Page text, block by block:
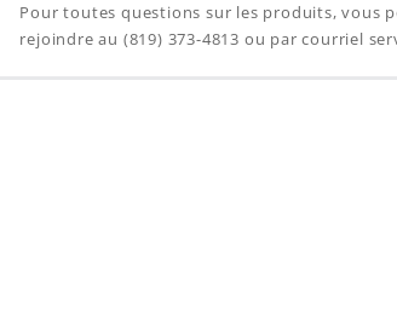
Pour toutes questions sur les produits, vous
rejoindre au (819) 373-4813 ou par courriel